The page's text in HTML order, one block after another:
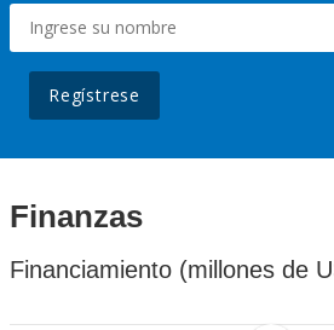
Regístrese
Finanzas
Financiamiento (millones de